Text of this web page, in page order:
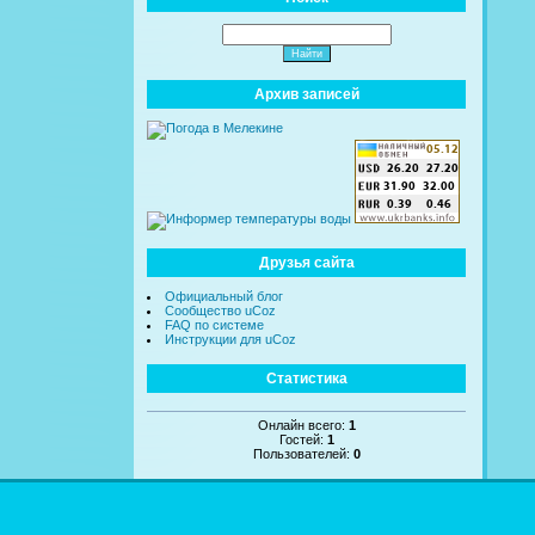
Архив записей
Друзья сайта
Официальный блог
Сообщество uCoz
FAQ по системе
Инструкции для uCoz
Статистика
Онлайн всего: 1
Гостей: 1
Пользователей: 0